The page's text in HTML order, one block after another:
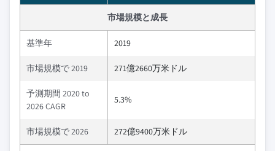
市場規模と成長
基準年 2019
市場規模で 2019 271億2660万米ドル
予測期間 2020 to
2026 CAGR
5.3%
市場規模で 2026 272億9400万米ドル